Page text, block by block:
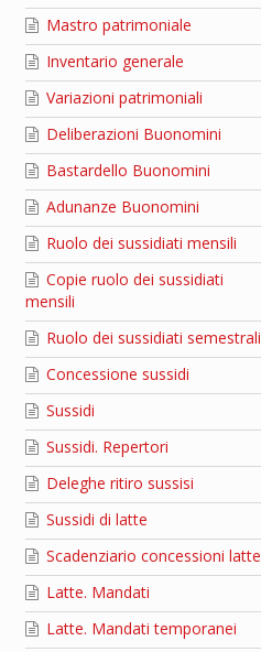
Mastro patrimoniale
Inventario generale
Variazioni patrimoniali
Deliberazioni Buonomini
Bastardello Buonomini
Adunanze Buonomini
Ruolo dei sussidiati mensili
Copie ruolo dei sussidiati
mensili
Ruolo dei sussidiati semestrali
Concessione sussidi
Sussidi
Sussidi. Repertori
Deleghe ritiro sussisi
Sussidi di latte
Scadenziario concessioni latte
Latte. Mandati
Latte. Mandati temporanei